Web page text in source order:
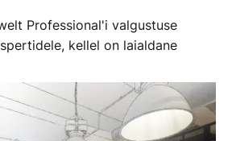
Professional'i valgustuse
kellel on laialdane